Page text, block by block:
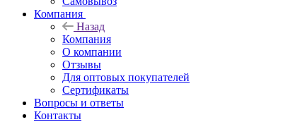
Компания
Назад
Компания
О компании
Отзывы
Для оптовых покупателей
Сертификаты
Вопросы и ответы
Контакты